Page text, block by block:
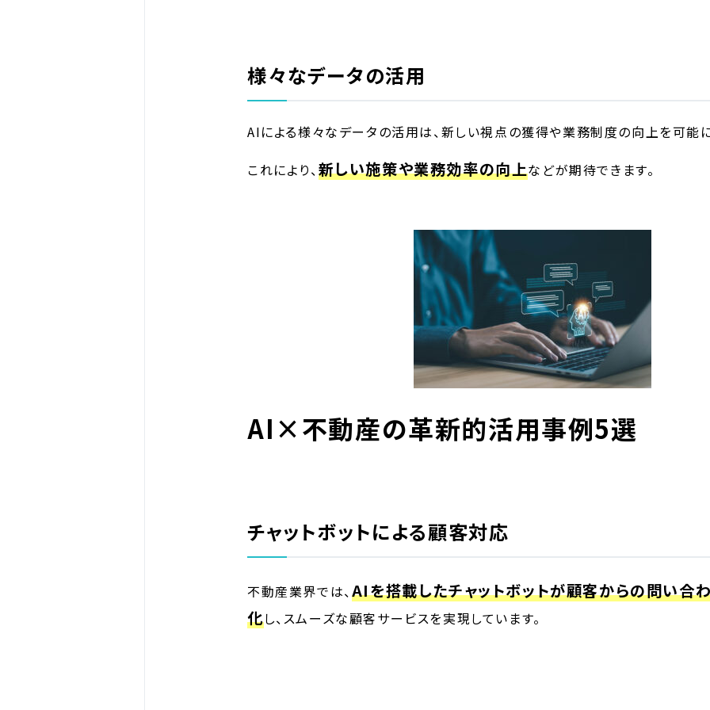
様々なデータの活用
AIによる様々なデータの活用は、新しい視点の獲得や業務制度の向上を可能
これにより、新しい施策や業務効率の向上などが期待できます。
AI×不動産の革新的活用事例5選
チャットボットによる顧客対応
不動産業界では、AIを搭載したチャットボットが顧客からの問い合
化し、スムーズな顧客サービスを実現しています。